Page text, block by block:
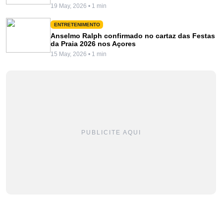
19 May, 2026 • 1 min
ENTRETENIMENTO
Anselmo Ralph confirmado no cartaz das Festas
da Praia 2026 nos Açores
15 May, 2026 • 1 min
PUBLICITE AQUI